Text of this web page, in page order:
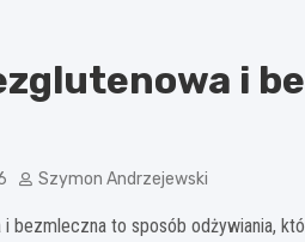
i
Szymon Andrzejewski
bezmleczna to sposób odżywiania,